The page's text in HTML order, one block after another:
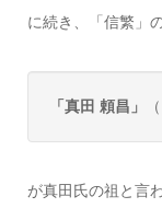
に続き、「信繁」
「真田 頼昌」
が真田氏の祖と言